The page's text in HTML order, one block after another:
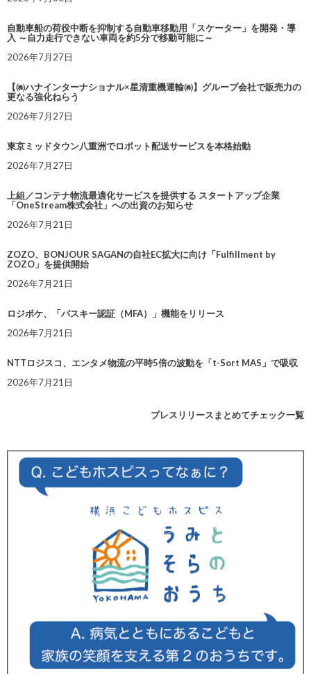
自動車船の荷役中断を抑制する自動車移動用「スケーター」を開発・導
入 ～自力走行できない車両を約5分で移動可能に～
2026年7月27日
【㈱ハナインターナショナル×星清重機運輸㈱】グループ会社で販売力の
更なる強化ねらう
2026年7月27日
東京ミッドタウン八重洲でロボット配送サービスを本格始動
2026年7月27日
上組／コンテナ物流最適化サービスを提供する スタートアップ企業
「OneStream株式会社」への出資のお知らせ
2026年7月21日
ZOZO、BONJOUR SAGANの自社EC拡大に向け「Fulfillment by
ZOZO」を提供開始
2026年7月21日
ロジポケ、「パスキー認証（MFA）」機能をリリース
2026年7月21日
NTTロジスコ、エンタメ物流の平時5倍の波動を「t-Sort MAS」で吸収
2026年7月21日
プレスリリースまとめてチェック一覧